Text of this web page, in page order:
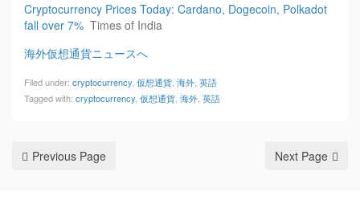
Cryptocurrency Prices Today: Cardano, Dogecoin, Polkadot
fall over 7% Times of India
海外仮想通貨ニュースへ
Filed under: cryptocurrency 仮想通貨 海外 英語
Tagged with: cryptocurrency 仮想通貨 海外 英語
Previous Page Next Page